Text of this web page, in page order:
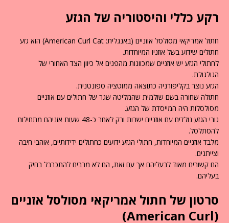
רקע כללי והיסטוריה של הגזע
חתול אמריקאי מסולסל אוזניים (באנגלית: American Curl Cat) הוא גזע
חתולים שידוע בשל אוזניו המיוחדות.
לחתולי הגזע יש אוזניים שמכוונות מהפנים אל כיוון הצד האחורי של
הגולגולת.
הגזע נוצר בקליפורניה כתוצאה ממוטציה ספונטנית.
חתולה שחורה בשם שולמית שהמליטה שגר של חתולים עם אוזניים
מסולסלות היה המייסדת של הגזע.
גורי הגזע נולדים עם אוזניים ישרות ורק לאחר כ-48 שעות אזניהם מתחילות
להסתלסל.
מלבד אוזניים המיוחדות, חתולי הגזע ידועים כחתולים ידידותיים, אוהבי חיבה
וצייתנים.
הם קשורים מאוד לבעליהם אך עם זאת, הם לא מרבים להתכרבל בחיק
בעליהם.
סרטון של חתול אמריקאי מסולסל אזניים
(American Curl)